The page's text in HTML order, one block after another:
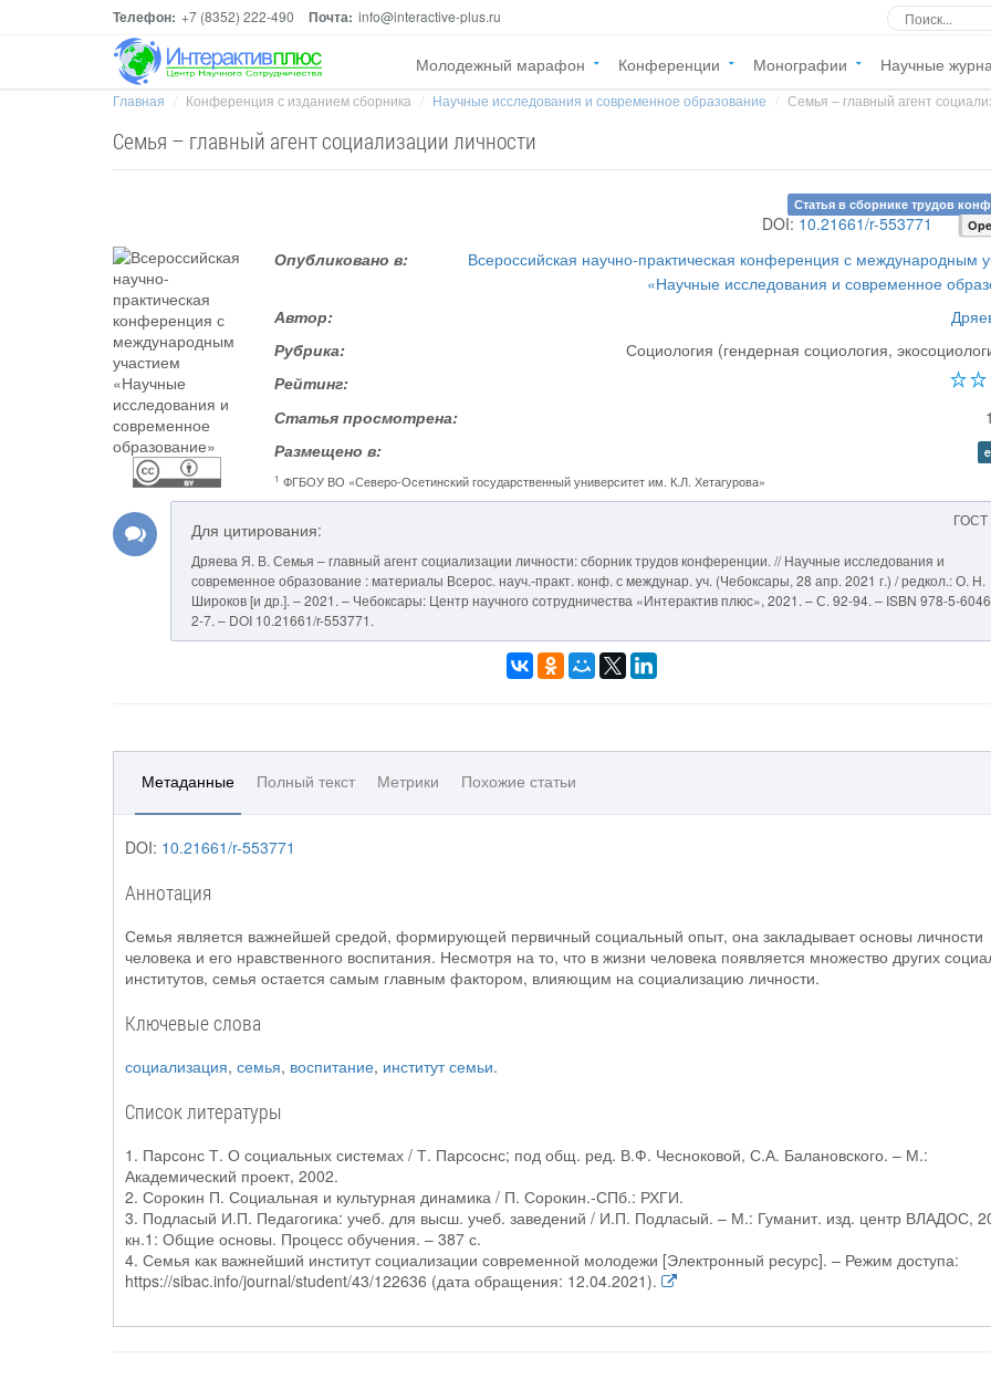
Телефон: +7 (8352) 222-490 Почта: info@interactive-plus.ru
Молодежный марафон Конференции Монографии Научные
Главная Конференция с изданием сборника Научные исследования и современное образование Семья – главный агент
Семья – главный агент социализации личности
Статья в сборнике трудов
DOI: 10.21661/r-553771
Опубликовано в:
Всероссийская научно-практическая конференция с международным
«Научные исследования и современное
Автор:
Рубрика:
Социология (гендерная социология,
Рейтинг:
Статья просмотрена:
Размещено в:
1 ФГБОУ ВО «Северо-Осетинский государственный университет им. К.Л. Хетагурова»
ГОСТ
Для цитирования:
Дряева Я. В. Семья – главный агент социализации личности: сборник трудов конференции. // Научные исследования и
современное образование : материалы Всерос. науч.-практ. конф. с междунар. уч. (Чебоксары, 28 апр. 2021 г.) / редкол.: О. Н.
Широков [и др.]. – 2021. – Чебоксары: Центр научного сотрудничества «Интерактив плюс», 2021. – С. 92-94. – ISBN 978-5-
2-7. – DOI 10.21661/r-553771.
Метаданные Полный текст Метрики Похожие статьи
DOI: 10.21661/r-553771
Аннотация
Семья является важнейшей средой, формирующей первичный социальный опыт, она закладывает основы личности
человека и его нравственного воспитания. Несмотря на то, что в жизни человека появляется множество других
институтов, семья остается самым главным фактором, влияющим на социализацию личности.
Ключевые слова
социализация, семья, воспитание, институт семьи.
Список литературы
1. Парсонс Т. О социальных системах / Т. Парсоснс; под общ. ред. В.Ф. Чесноковой, С.А. Балановского. – М.:
Академический проект, 2002.
2. Сорокин П. Социальная и культурная динамика / П. Сорокин.-СПб.: РХГИ.
3. Подласый И.П. Педагогика: учеб. для высш. учеб. заведений / И.П. Подласый. – М.: Гуманит. изд. центр ВЛАДОС,
кн.1: Общие основы. Процесс обучения. – 387 с.
4. Семья как важнейший институт социализации современной молодежи [Электронный ресурс]. – Режим доступа:
https://sibac.info/journal/student/43/122636 (дата обращения: 12.04.2021).